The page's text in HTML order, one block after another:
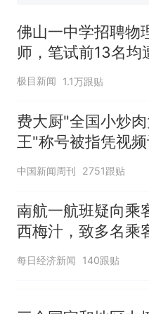
试前
已叫
核查
笔试
那
人生
佛山一中学招聘物
师，笔试前13名均
汰？教育局：已叫
聘，成立调查组全
极目新闻 1.1万跟贴
费大厨"全国小炒
王"称号被指凭视频
官方回应
中国新闻周刊 2751跟贴
南航一航班疑向乘
西梅汁，致多名乘
行途中排队上厕所
每日经济新闻 140跟贴